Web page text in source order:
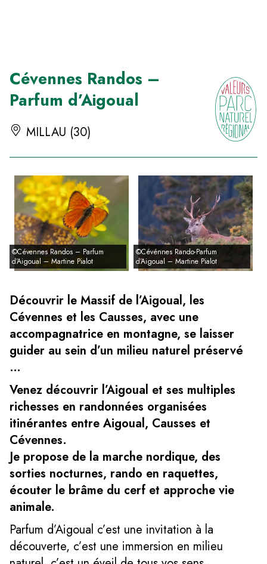
Cévennes Randos –
Parfum d’Aigoual
MILLAU (30)
©Cévennes Randos – Parfum
d’Aigoual – Martine Pialot
©Cévénnes Rando-Parfum
d’Aigoual – Martine Pialot
Découvrir le Massif de l’Aigoual, les
Cévennes et les Causses, avec une
accompagnatrice en montagne, se laisser
guider au sein d’un milieu naturel préservé
…
Venez découvrir l’Aigoual et ses multiples
richesses en randonnées organisées
itinérantes entre Aigoual, Causses et
Cévennes.
Je propose de la marche nordique, des
sorties nocturnes, rando en raquettes,
écouter le brâme du cerf et approche vie
animale.
Parfum d’Aigoual c’est une invitation à la
découverte, c’est une immersion en milieu